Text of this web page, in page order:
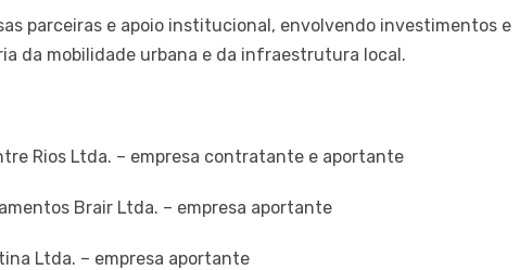
parceiras e apoio institucional, envolvendo investimentos e
da mobilidade urbana e da infraestrutura local.
Rios Ltda. – empresa contratante e aportante
Brair Ltda. – empresa aportante
Ltda. – empresa aportante